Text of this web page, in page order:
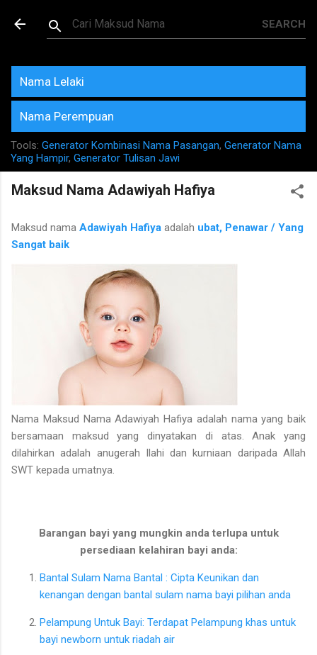
Skip to main content
Maksud dan Makna Nama
Rujukan Terkini
Nama Lelaki
Nama Perempuan
Tools: Generator Kombinasi Nama Pasangan, Generator Nama
Yang Hampir, Generator Tulisan Jawi
Maksud Nama Adawiyah Hafiya
Maksud nama Adawiyah Hafiya adalah ubat, Penawar / Yang
Sangat baik
Nama Maksud Nama Adawiyah Hafiya adalah nama yang baik
bersamaan maksud yang dinyatakan di atas. Anak yang
dilahirkan adalah anugerah Ilahi dan kurniaan daripada Allah
SWT kepada umatnya.
Barangan bayi yang mungkin anda terlupa untuk
persediaan kelahiran bayi anda:
Bantal Sulam Nama Bantal : Cipta Keunikan dan
kenangan dengan bantal sulam nama bayi pilihan anda
Pelampung Untuk Bayi: Terdapat Pelampung khas untuk
bayi newborn untuk riadah air